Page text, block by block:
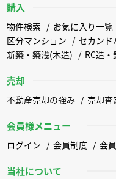
購入
物件検索 お気に入り一覧
区分マンション
セカンド
新築・築浅(木造)
RC造
売却
不動産売却の強み 売却査
会員様メニュー
ログイン 会員制度 会
当社について